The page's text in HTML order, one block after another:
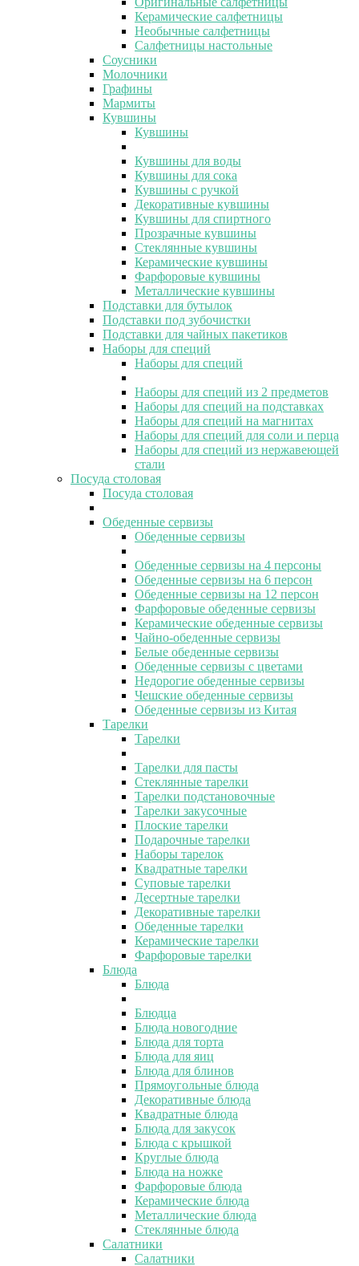
Керамические салфетницы
Необычные салфетницы
Салфетницы настольные
Соусники
Молочники
Графины
Мармиты
Кувшины
Кувшины
Кувшины для воды
Кувшины для сока
Кувшины с ручкой
Декоративные кувшины
Кувшины для спиртного
Прозрачные кувшины
Стеклянные кувшины
Керамические кувшины
Фарфоровые кувшины
Металлические кувшины
Подставки для бутылок
Подставки под зубочистки
Подставки для чайных пакетиков
Наборы для специй
Наборы для специй
Наборы для специй из 2 предметов
Наборы для специй на подставках
Наборы для специй на магнитах
Наборы для специй для соли и перца
Наборы для специй из нержавеющей
стали
Посуда столовая
Посуда столовая
Обеденные сервизы
Обеденные сервизы
Обеденные сервизы на 4 персоны
Обеденные сервизы на 6 персон
Обеденные сервизы на 12 персон
Фарфоровые обеденные сервизы
Керамические обеденные сервизы
Чайно-обеденные сервизы
Белые обеденные сервизы
Обеденные сервизы с цветами
Недорогие обеденные сервизы
Чешские обеденные сервизы
Обеденные сервизы из Китая
Тарелки
Тарелки
Тарелки для пасты
Стеклянные тарелки
Тарелки подстановочные
Тарелки закусочные
Плоские тарелки
Подарочные тарелки
Наборы тарелок
Квадратные тарелки
Суповые тарелки
Десертные тарелки
Декоративные тарелки
Обеденные тарелки
Керамические тарелки
Фарфоровые тарелки
Блюда
Блюда
Блюдца
Блюда новогодние
Блюда для торта
Блюда для яиц
Блюда для блинов
Прямоугольные блюда
Декоративные блюда
Квадратные блюда
Блюда для закусок
Блюда с крышкой
Круглые блюда
Блюда на ножке
Фарфоровые блюда
Керамические блюда
Металлические блюда
Стеклянные блюда
Салатники
Салатники